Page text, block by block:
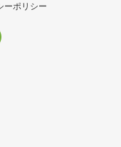
ーポリシー